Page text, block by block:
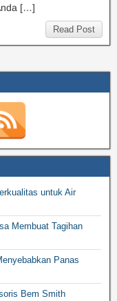
[…]
Read Post
untuk Air
Membuat Tagihan
Panas
Bem Smith